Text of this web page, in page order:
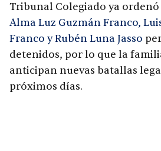
Tribunal Colegiado ya
Alma Luz Guzmán Franco,
Franco y Rubén Luna Jasso
detenidos, por lo que la
anticipan nuevas batallas
próximos días.